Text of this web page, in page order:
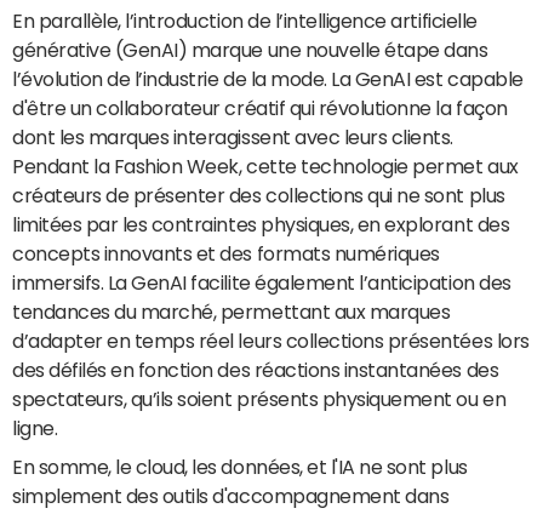
En parallèle, l’introduction de l’intelligence artificielle
générative (GenAI) marque une nouvelle étape dans
l’évolution de l’industrie de la mode. La GenAI est capable
d'être un collaborateur créatif qui révolutionne la façon
dont les marques interagissent avec leurs clients.
Pendant la Fashion Week, cette technologie permet aux
créateurs de présenter des collections qui ne sont plus
limitées par les contraintes physiques, en explorant des
concepts innovants et des formats numériques
immersifs. La GenAI facilite également l’anticipation des
tendances du marché, permettant aux marques
d’adapter en temps réel leurs collections présentées lors
des défilés en fonction des réactions instantanées des
spectateurs, qu’ils soient présents physiquement ou en
ligne.
En somme, le cloud, les données, et l'IA ne sont plus
simplement des outils d'accompagnement dans